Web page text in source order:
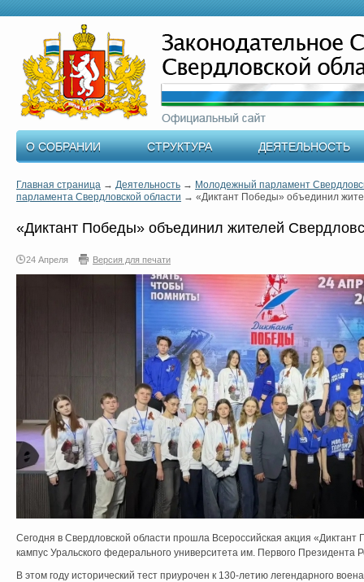
О СОБРАНИИ СТРУКТУРА ДЕЯТЕЛЬНОСТЬ
Главная страница → Деятельность → Молодежный парламент
парламента Свердловской области → «Диктант Победы» объединил
«Диктант Победы» объединил жителей
24 Апреля Версия для печати
Сегодня в Свердловской области прошла Всероссийская акция
кампус Уральского федерального университета им. Первого Президента
В этом году исторический тест приурочен к 130-летию легендарного